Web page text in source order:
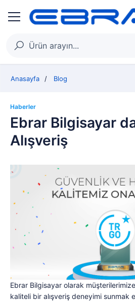
Anasayfa Blog
Haberler
Ebrar Bilgisayar
Alışveriş
Ebrar Bilgisayar olarak
kaliteli bir alışveriş deneyimi sunmak